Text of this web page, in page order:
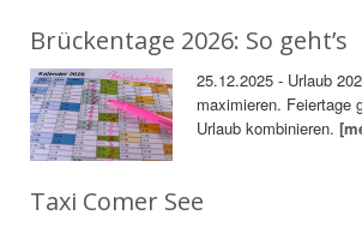
Brückentage 2026: So geht’s
25.12.2025 - Urlaub
maximieren. Feiertage
Urlaub kombinieren.
Taxi Comer See